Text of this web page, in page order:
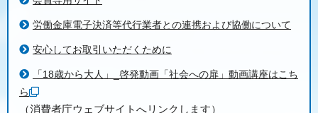
労働金庫電子決済等代行業者との連携および協働について
安心してお取引いただくために
「18歳から大人」_啓発動画「社会への扉」動画講座はこち
ら
（消費者庁ウェブサイトへリンクします）